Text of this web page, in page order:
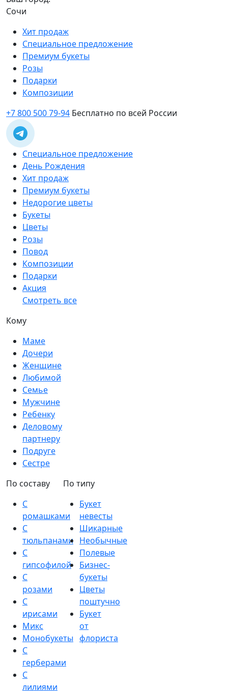
Сочи
Хит продаж
Специальное предложение
Премиум букеты
Розы
Подарки
Композиции
+7 800 500 79-94 Бесплатно по всей России
Специальное предложение
День Рождения
Хит продаж
Премиум букеты
Недорогие цветы
Букеты
Цветы
Розы
Повод
Композиции
Подарки
Акция
Смотреть все
Кому
Маме
Дочери
Женщине
Любимой
Семье
Мужчине
Ребенку
Деловому
партнеру
Подруге
Сестре
По составу
С
ромашками
С
тюльпанами
С
гипсофилой
С
розами
С
ирисами
Микс
Монобукеты
С
герберами
С
лилиями
По типу
Букет
невесты
Шикарные
Необычные
Полевые
Бизнес-
букеты
Цветы
поштучно
Букет
от
флориста